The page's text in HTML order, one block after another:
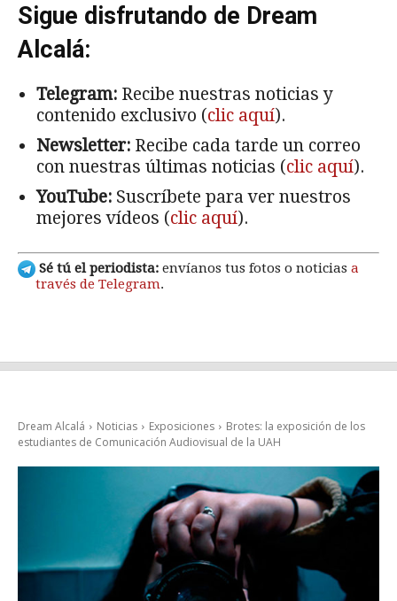
Sigue disfrutando de Dream
Alcalá:
Telegram: Recibe nuestras noticias y
contenido exclusivo (clic aquí).
Newsletter: Recibe cada tarde un correo
con nuestras últimas noticias (clic aquí).
YouTube: Suscríbete para ver nuestros
mejores vídeos (clic aquí).
Sé tú el periodista: envíanos tus fotos o noticias a
través de Telegram.